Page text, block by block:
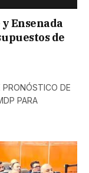
Ensenada
de
DE
PARA